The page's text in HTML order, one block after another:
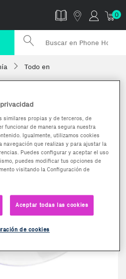
0
Todo en
similares propias y de terceros, de
funcionar de manera segura nuestra
Igualmente, utilizamos cookies
navegación que realizas y para ajustar la
Puedes configurar y aceptar el uso
puedes modificar tus opciones de
visitando la Configuración de
Aceptar todas las cookies
de cookies